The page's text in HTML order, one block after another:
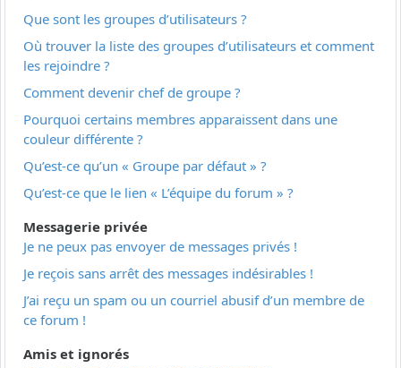
Que sont les groupes d’utilisateurs ?
Où trouver la liste des groupes d’utilisateurs et comment
les rejoindre ?
Comment devenir chef de groupe ?
Pourquoi certains membres apparaissent dans une
couleur différente ?
Qu’est-ce qu’un « Groupe par défaut » ?
Qu’est-ce que le lien « L’équipe du forum » ?
Messagerie privée
Je ne peux pas envoyer de messages privés !
Je reçois sans arrêt des messages indésirables !
J’ai reçu un spam ou un courriel abusif d’un membre de
ce forum !
Amis et ignorés